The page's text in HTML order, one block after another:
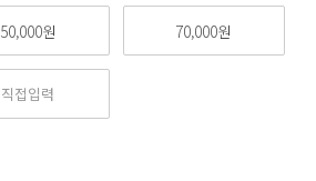
50,000원 70,000원